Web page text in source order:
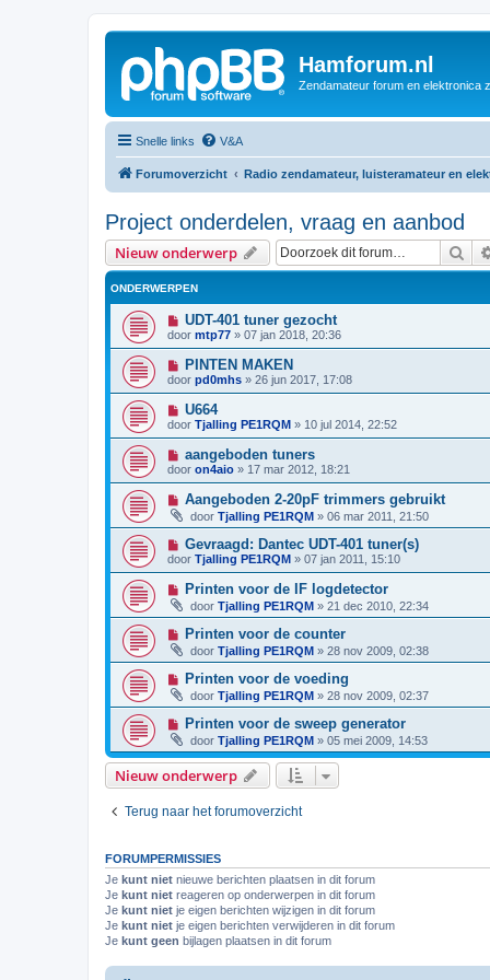
Hamforum.nl
Zendamateur forum en elektronica
Snelle links V&A
Forumoverzicht Radio zendamateur, luisteramateur en
Project onderdelen, vraag en aanbod
Nieuw onderwerp
ONDERWERPEN
UDT-401 tuner gezocht
door mtp77 » 07 jan 2018, 20:36
PINTEN MAKEN
door pd0mhs » 26 jun 2017, 17:08
U664
door Tjalling PE1RQM » 10 jul 2014, 22:52
aangeboden tuners
door on4aio » 17 mar 2012, 18:21
Aangeboden 2-20pF trimmers gebruikt
door Tjalling PE1RQM » 06 mar 2011, 21:50
Gevraagd: Dantec UDT-401 tuner(s)
door Tjalling PE1RQM » 07 jan 2011, 15:10
Printen voor de IF logdetector
door Tjalling PE1RQM » 21 dec 2010, 22:34
Printen voor de counter
door Tjalling PE1RQM » 28 nov 2009, 02:38
Printen voor de voeding
door Tjalling PE1RQM » 28 nov 2009, 02:37
Printen voor de sweep generator
door Tjalling PE1RQM » 05 mei 2009, 14:53
Nieuw onderwerp
Terug naar het forumoverzicht
FORUMPERMISSIES
Je kunt niet nieuwe berichten plaatsen in dit forum
Je kunt niet reageren op onderwerpen in dit forum
Je kunt niet je eigen berichten wijzigen in dit forum
Je kunt niet je eigen berichten verwijderen in dit forum
Je kunt geen bijlagen plaatsen in dit forum